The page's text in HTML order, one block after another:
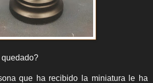
quedado?
que ha recibido la miniatura le ha